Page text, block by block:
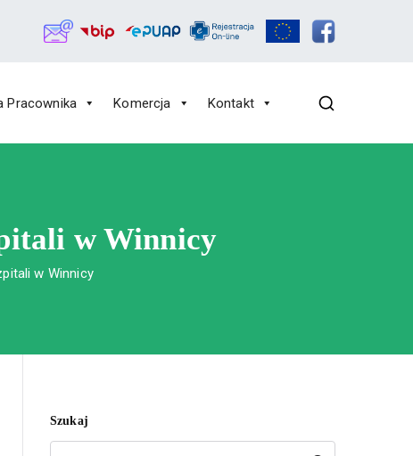
Pracownika Komercja Kontakt
w Winnicy
w Winnicy
Szukaj